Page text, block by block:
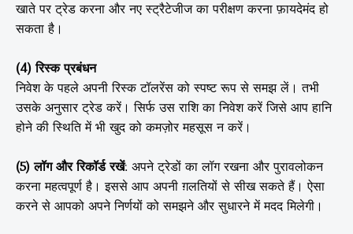
खाते पर ट्रेड करना और नए स्ट्रैटेजीज का परीक्षण करना फ़ायदेमंद हो
सकता है।
(4) रिस्क प्रबंधन
निवेश के पहले अपनी रिस्क टॉलरेंस को स्पष्ट रूप से समझ लें। तभी
उसके अनुसार ट्रेड करें। सिर्फ उस राशि का निवेश करें जिसे आप हानि
होने की स्थिति में भी खुद को कमज़ोर महसूस न करें।
(5) लॉग और रिकॉर्ड रखें: अपने ट्रेडों का लॉग रखना और पुरावलोकन
करना महत्वपूर्ण है। इससे आप अपनी ग़लतियों से सीख सकते हैं। ऐसा
करने से आपको अपने निर्णयों को समझने और सुधारने में मदद मिलेगी।